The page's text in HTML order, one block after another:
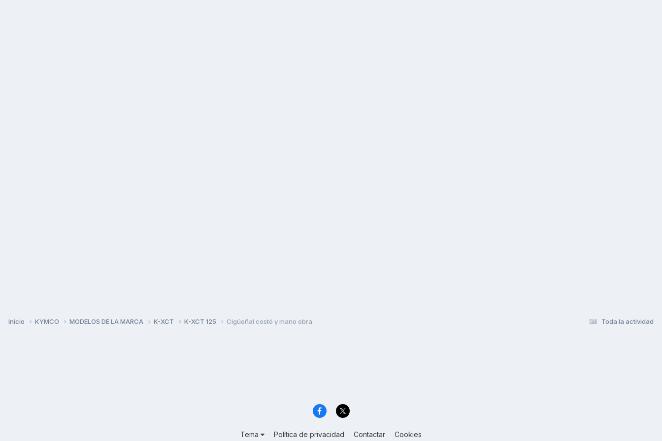
Toda la actividad
Inicio KYMCO MODELOS DE LA MARCA K-XCT K-XCT 125 Cigüeñal costó y mano obra
Tema Política de privacidad Contactar Cookies